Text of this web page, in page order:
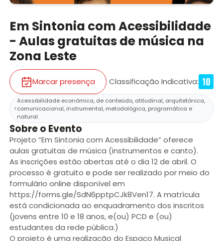
Em Sintonia com Acessibilidade
- Aulas gratuitas de música na
Zona Leste
Marcar presença Classificação Indicativa:
Acessibilidade econômica, de conteúdo, atitudinal, arquitetônica,
comunicacional, instrumental, metodológica, programática e
natural.
Sobre o Evento
Projeto “Em Sintonia com Acessibilidade” oferece
aulas gratuitas de música (instrumentos e canto).
As inscrições estão abertas até o dia 12 de abril. O
processo é gratuito e pode ser realizado por meio do
formulário online disponível em
https://forms.gle/SdN6pptpCJk8Ven17. A matrícula
está condicionada ao enquadramento dos inscritos
(jovens entre 10 e 18 anos, e(ou) PCD e (ou)
estudantes da rede pública.)
O projeto é uma realização do Espaço Musical